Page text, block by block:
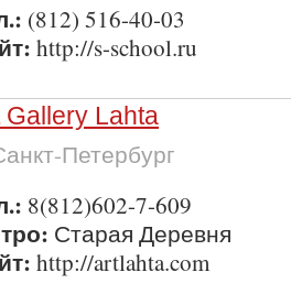
(812) 516-40-03
http://s-school.ru
Gallery Lahta
Петербург
8(812)602-7-609
Старая Деревня
http://artlahta.com